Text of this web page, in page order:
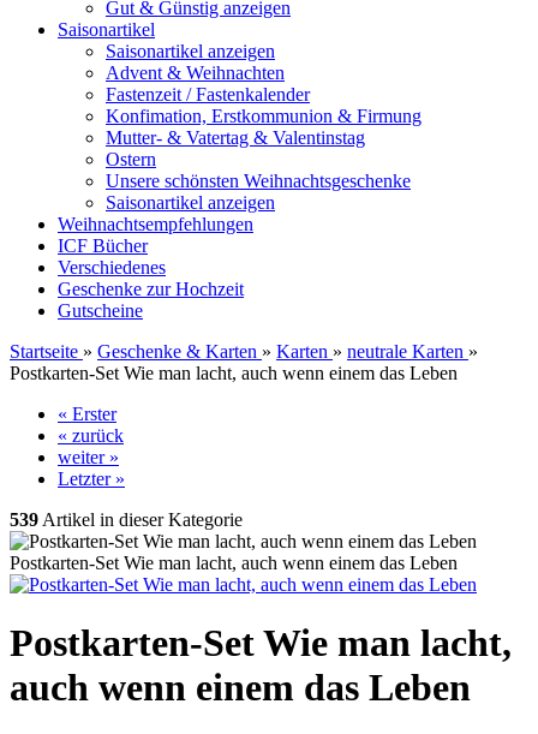
Gut & Günstig anzeigen
Saisonartikel
Saisonartikel anzeigen
Advent & Weihnachten
Fastenzeit / Fastenkalender
Konfimation, Erstkommunion & Firmung
Mutter- & Vatertag & Valentinstag
Ostern
Unsere schönsten Weihnachtsgeschenke
Saisonartikel anzeigen
Weihnachtsempfehlungen
ICF Bücher
Verschiedenes
Geschenke zur Hochzeit
Gutscheine
Startseite » Geschenke & Karten » Karten » neutrale Karten »
Postkarten-Set Wie man lacht, auch wenn einem das Leben
« Erster
« zurück
weiter »
Letzter »
539 Artikel in dieser Kategorie
Postkarten-Set Wie man lacht, auch wenn einem das Leben
Postkarten-Set Wie man lacht,
auch wenn einem das Leben